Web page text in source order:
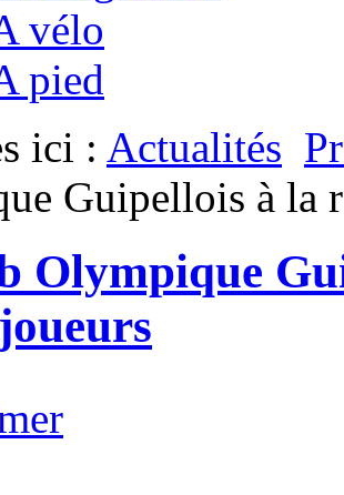
vélo
pied
ici : Actualités
Guipellois à la
Olympique